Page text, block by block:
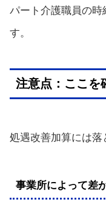
パート介護職員の時
す。
注意点：ここを
処遇改善加算には落
事業所によって差